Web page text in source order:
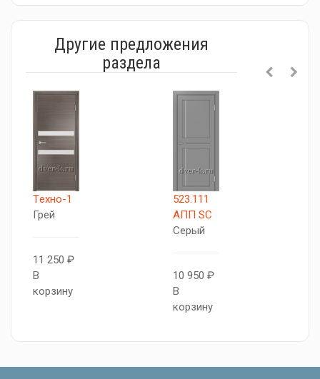
Другие предложения
раздела
Tехно-1
Грей
11 250 ₽
В
корзину
523.111
АПП SC
Серый
10 950 ₽
В
корзину